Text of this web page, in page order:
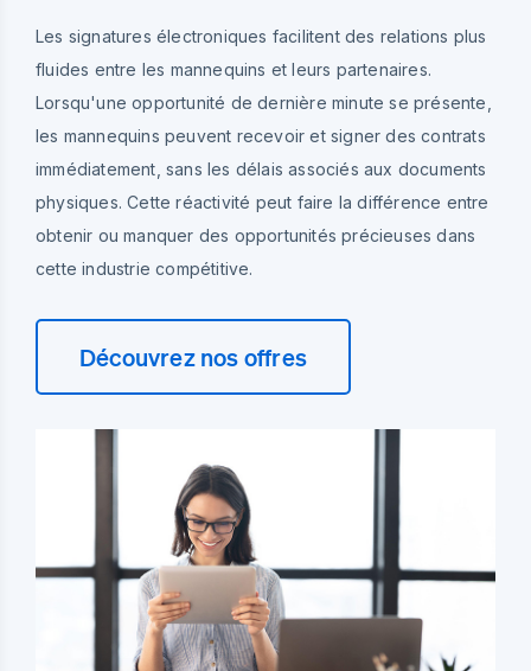
Les signatures électroniques facilitent des relations plus
fluides entre les mannequins et leurs partenaires.
Lorsqu'une opportunité de dernière minute se présente,
les mannequins peuvent recevoir et signer des contrats
immédiatement, sans les délais associés aux documents
physiques. Cette réactivité peut faire la différence entre
obtenir ou manquer des opportunités précieuses dans
cette industrie compétitive.
Découvrez nos offres